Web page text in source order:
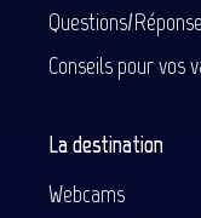
Questions/
Conseils pour vos
La destination
Webcams